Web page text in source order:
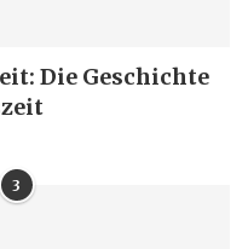
Die Geschichte
3